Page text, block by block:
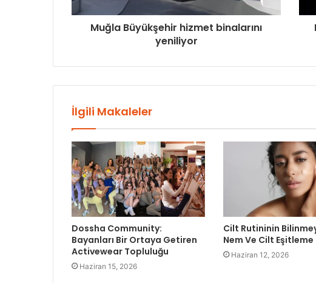
Muğla Büyükşehir hizmet binalarını
yeniliyor
İlgili Makaleler
Dossha Community:
Bayanları Bir Ortaya Getiren
Activewear Topluluğu
Haziran 15, 2026
Cilt Rutininin
Nem Ve Cilt Eşitleme
Haziran 12, 2026